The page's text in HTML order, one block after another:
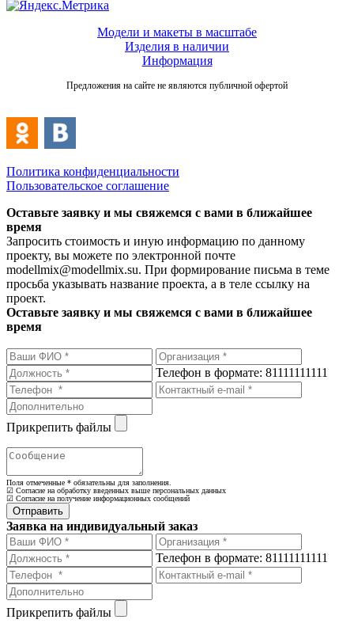
Модели и макеты в масштабе
Изделия в наличии
Информация
Предложения на сайте не являются публичной офертой
Политика конфиденциальности
Пользовательское соглашение
Оставьте заявку и мы свяжемся с вами в ближайшее
время
Запросить стоимость и иную информацию по данному
проекту, вы можете по электронной почте
modellmix@modellmix.su. При формирование письма в теме
просьба указывать название проекта, а в теле ссылку на
проект.
Оставьте заявку и мы свяжемся с вами в ближайшее
время
Телефон в формате: 81111111111
Прикрепить файлы
Поля отмеченные * обязательны для заполнения.
☑ Согласие на обработку введенных выше персональных данных
☑ Согласие на получение информационных сообщений
Заявка на индивидуальный заказ
Телефон в формате: 81111111111
Прикрепить файлы